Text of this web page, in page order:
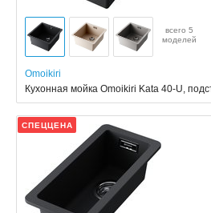
всего 5
моделей
Omoikiri
Кухонная мойка Omoikiri Kata 40-U,
СПЕЦЦЕНА